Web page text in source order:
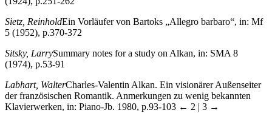
Sietz, ReinholdEin Vorläufer von Bartoks „Allegro barbaro“, in: Mf
5 (1952), p.370-372
Sitsky, LarrySummary notes for a study on Alkan, in: SMA 8
(1974), p.53-91
Labhart, WalterCharles-Valentin Alkan. Ein visionärer Außenseiter
der französischen Romantik. Anmerkungen zu wenig bekannten
Klavierwerken, in: Piano-Jb. 1980, p.93-103 ← 2 | 3 →